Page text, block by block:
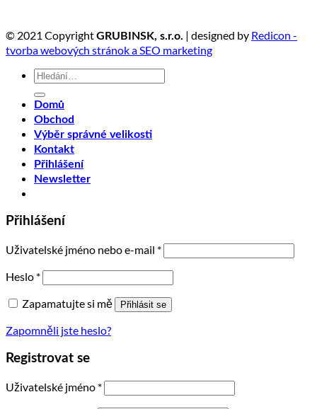
© 2021 CopyrightGRUBINSK, s.r.o. | designed by Redicon -
tvorba webových stránok a SEO marketing
Hledat:
Domů
Obchod
Výběr správné velikosti
Kontakt
Přihlášení
Newsletter
Přihlášení
Uživatelské jméno nebo e-mail *
Heslo *
Zapamatujte si mě
Přihlásit se
Zapomněli jste heslo?
Registrovat se
Uživatelské jméno *